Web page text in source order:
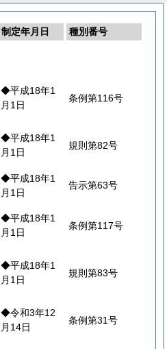
制定年月日
種別番号
◆平成18年1
月1日
条例第116号
◆平成18年1
月1日
規則第82号
◆平成18年1
月1日
告示第63号
◆平成18年1
月1日
条例第117号
◆平成18年1
月1日
規則第83号
◆令和3年12
月14日
条例第31号